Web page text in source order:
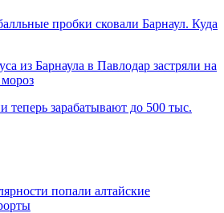
пробки сковали Барнаул. Куда
из Барнаула в Павлодар застряли на
теперь зарабатывают до 500 тыс.
попали алтайские